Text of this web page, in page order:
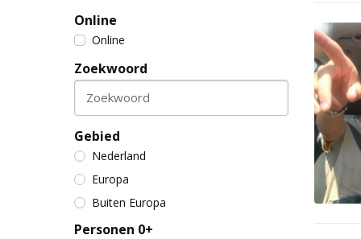
Online
Online
Zoekwoord
Zoekwoord
Gebied
Nederland
Europa
Buiten Europa
Personen 0+